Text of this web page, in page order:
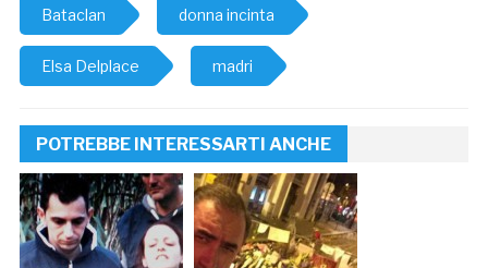
Bataclan donna incinta
Elsa Delplace madri
POTREBBE INTERESSARTI ANCHE